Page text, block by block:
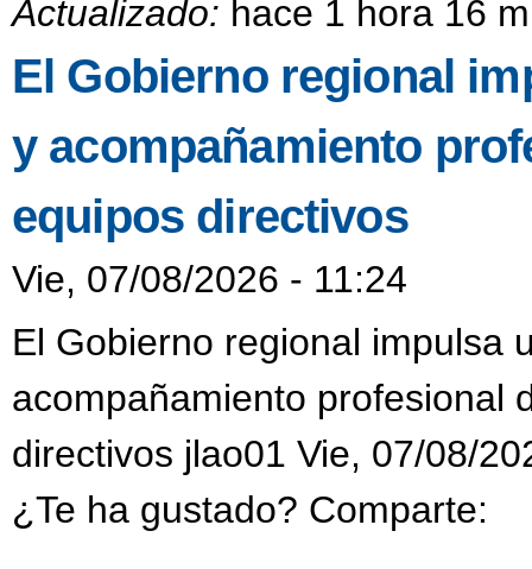
Actualizado: hace 1 hora 16
El Gobierno regional
y acompañamiento
equipos directivos
Vie, 07/08/2026 - 11:24
El Gobierno regional impulsa
acompañamiento profesional
directivos jlao01 Vie, 07/08/
¿Te ha gustado? Comparte: